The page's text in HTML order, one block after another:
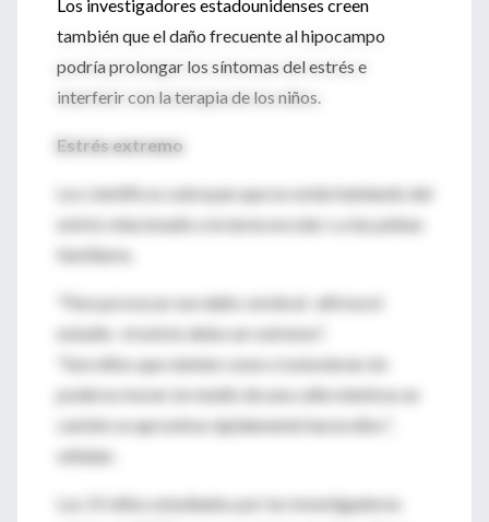
Los investigadores estadounidenses creen
también que el daño frecuente al hipocampo
podría prolongar los síntomas del estrés e
interferir con la terapia de los niños.
Estrés extremo
Los científicos subrayan que no están hablando del
estrés relacionado a la tarea escolar o a las peleas
familiares.
"Para provocar ese daño cerebral -afirma el
estudio- el estrés debe ser extremo".
"Son niños que sienten como si estuvieran sin
poderse mover en medio de una calle mientras un
camión se aproxima rápidamente hacia ellos",
señalan.
Los 15 niños estudiados por los investigadores